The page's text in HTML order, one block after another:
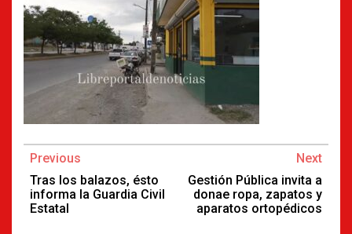
Continue
Reading
Previous
Tras los balazos, ésto
informa la Guardia Civil
Estatal
Next
Gestión Pública invita a
donae ropa, zapatos y
aparatos ortopédicos